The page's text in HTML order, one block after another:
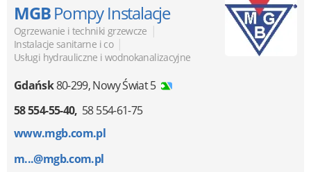
MGBPompy Instalacje
Ogrzewanie i techniki grzewcze |
Instalacje sanitarne i co |
Usługi hydrauliczne i wodnokanalizacyjne
Gdańsk80-299,Nowy Świat 5
58 554-55-40 58 554-61-75
www.mgb.com.pl
m...@mgb.com.pl